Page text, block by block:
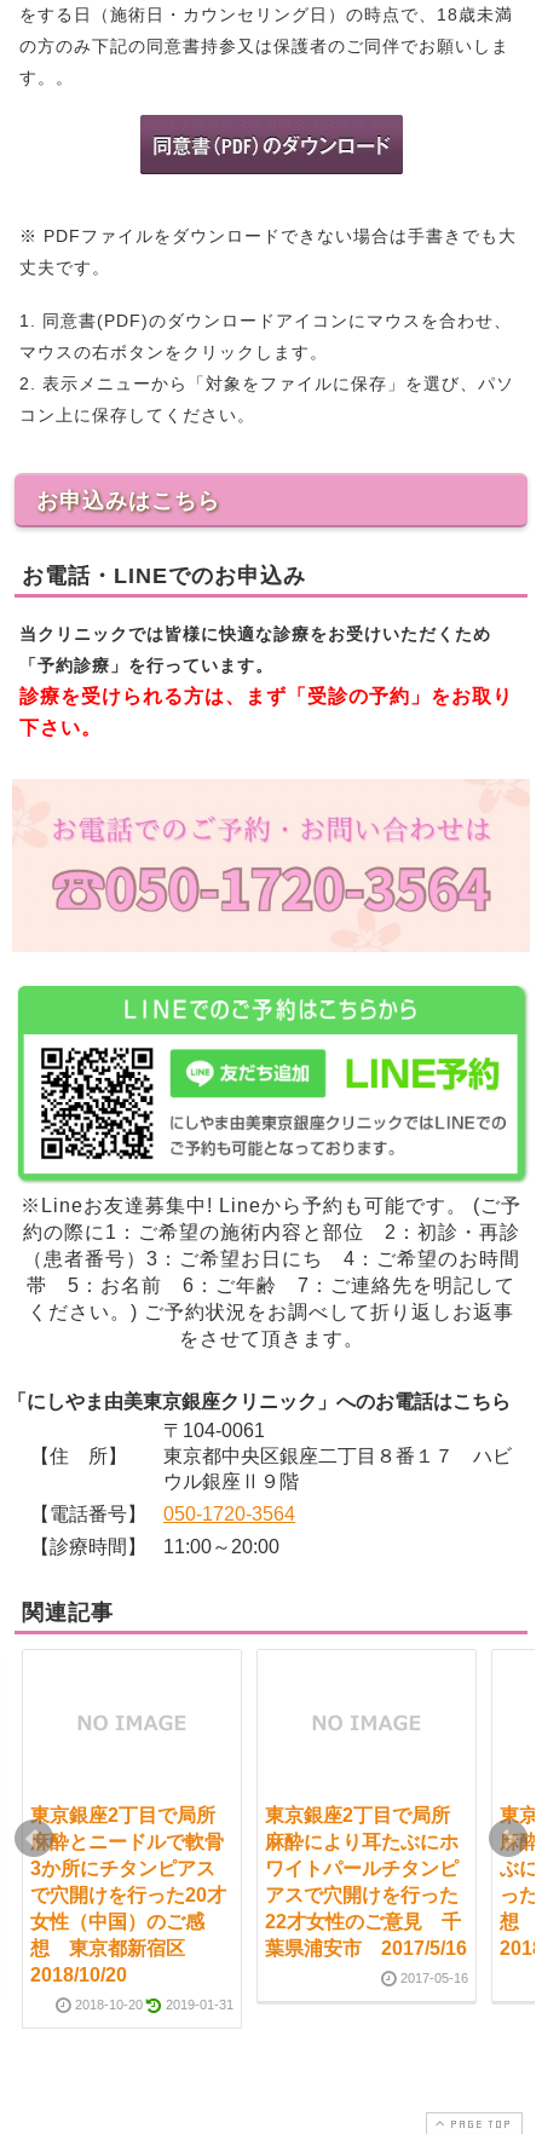
をする日（施術日・カウンセリング日）の時点で、18歳未満
の方のみ下記の同意書持参又は保護者のご同伴でお願いしま
す。。
※ PDFファイルをダウンロードできない場合は手書きでも大
丈夫です。
1. 同意書(PDF)のダウンロードアイコンにマウスを合わせ、
マウスの右ボタンをクリックします。
2. 表示メニューから「対象をファイルに保存」を選び、パソ
コン上に保存してください。
お申込みはこちら
お電話・LINEでのお申込み
当クリニックでは皆様に快適な診療をお受けいただくため
「予約診療」を行っています。
診療を受けられる方は、まず「受診の予約」をお取り
下さい。
※Lineお友達募集中! Lineから予約も可能です。 (ご予
約の際に1：ご希望の施術内容と部位 2：初診・再診
（患者番号）3：ご希望お日にち 4：ご希望のお時間
帯 5：お名前 6：ご年齢 7：ご連絡先を明記して
ください。) ご予約状況をお調べして折り返しお返事
をさせて頂きます。
「にしやま由美東京銀座クリニック」へのお電話はこちら
【住 所】
〒104-0061
東京都中央区銀座二丁目８番１７ ハビ
ウル銀座Ⅱ９階
【電話番号】
050-1720-3564
【診療時間】
11:00～20:00
関連記事
東京銀座2丁目で局所
麻酔とニードルで軟骨
3か所にチタンピアス
で穴開けを行った20才
女性（中国）のご感
想 東京都新宿区
2018/10/20
2018-10-20 2019-01-31
東京銀座2丁目で局所
麻酔により耳たぶにホ
ワイトパールチタンピ
アスで穴開けを行った
22才女性のご意見 千
葉県浦安市 2017/5/16
2017-05-16
東
麻
ぶ
っ
想
PAGE TOP